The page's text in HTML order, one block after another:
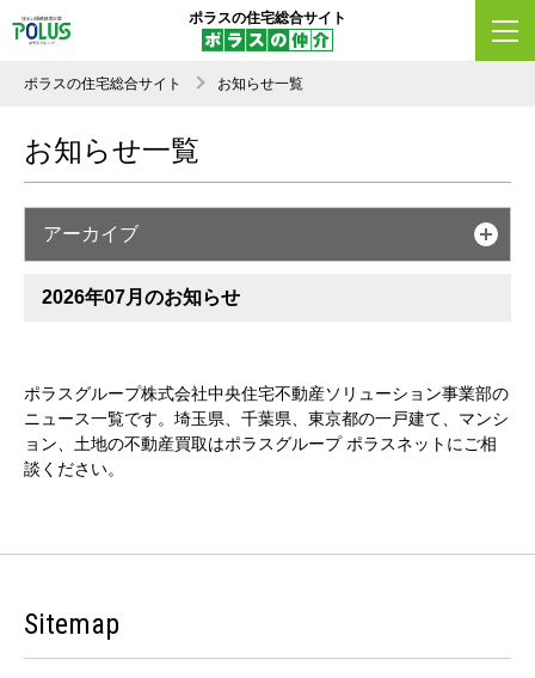
ポラスの住宅総合サイト
ポラスの住宅総合サイト お知らせ一覧
お知らせ一覧
アーカイブ
2026年07月のお知らせ
ポラスグループ株式会社中央住宅不動産ソリューション事業部の
ニュース一覧です。埼玉県、千葉県、東京都の一戸建て、マンシ
ョン、土地の不動産買取はポラスグループ ポラスネットにご相
談ください。
Sitemap